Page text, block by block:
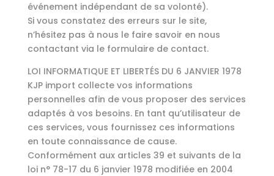
événement indépendant de sa volonté).
Si vous constatez des erreurs sur le site,
n’hésitez pas à nous le faire savoir en nous
contactant via le formulaire de contact.
LOI INFORMATIQUE ET LIBERTÉS DU 6 JANVIER 1978
KJP import collecte vos informations
personnelles afin de vous proposer des services
adaptés à vos besoins. En tant qu’utilisateur de
ces services, vous fournissez ces informations
en toute connaissance de cause.
Conformément aux articles 39 et suivants de la
loi n° 78-17 du 6 janvier 1978 modifiée en 2004